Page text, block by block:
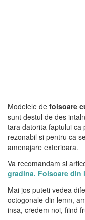
Modelele de foisoare
sunt destul de des
tara datorita faptului ca
rezonabil si pentru ca
amenajare exterioara.
Va recomandam si
gradina. Foisoare din
Mai jos puteti vedea
octogonale din lemn,
insa, credem noi, fiind